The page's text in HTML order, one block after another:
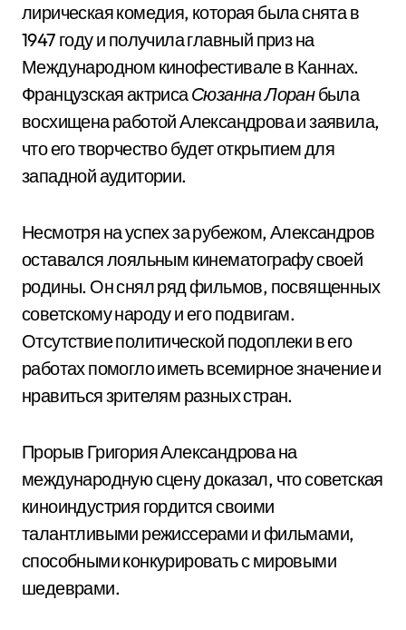
лирическая комедия, которая была снята в
1947 году и получила главный приз на
Международном кинофестивале в Каннах.
Французская актрисаСюзанна Лоранбыла
восхищена работой Александрова и заявила,
что его творчество будет открытием для
западной аудитории.
Несмотря на успех за рубежом, Александров
оставался лояльным кинематографу своей
родины. Он снял ряд фильмов, посвященных
советскому народу и его подвигам.
Отсутствие политической подоплеки в его
работах помогло иметь всемирное значение и
нравиться зрителям разных стран.
Прорыв Григория Александрова на
международную сцену доказал, что советская
киноиндустрия гордится своими
талантливыми режиссерами и фильмами,
способными конкурировать с мировыми
шедеврами.